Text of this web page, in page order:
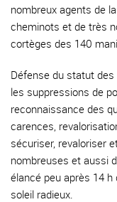
nombreux agents de
cheminots et de très
cortèges des 140
Défense du statut
les suppressions de
reconnaissance des
carences,
sécuriser, revaloriser
nombreuses et aussi
élancé peu après 14 h
soleil radieux.